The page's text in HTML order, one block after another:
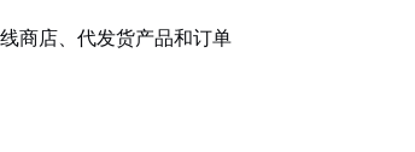
商店、代发货产品和订单